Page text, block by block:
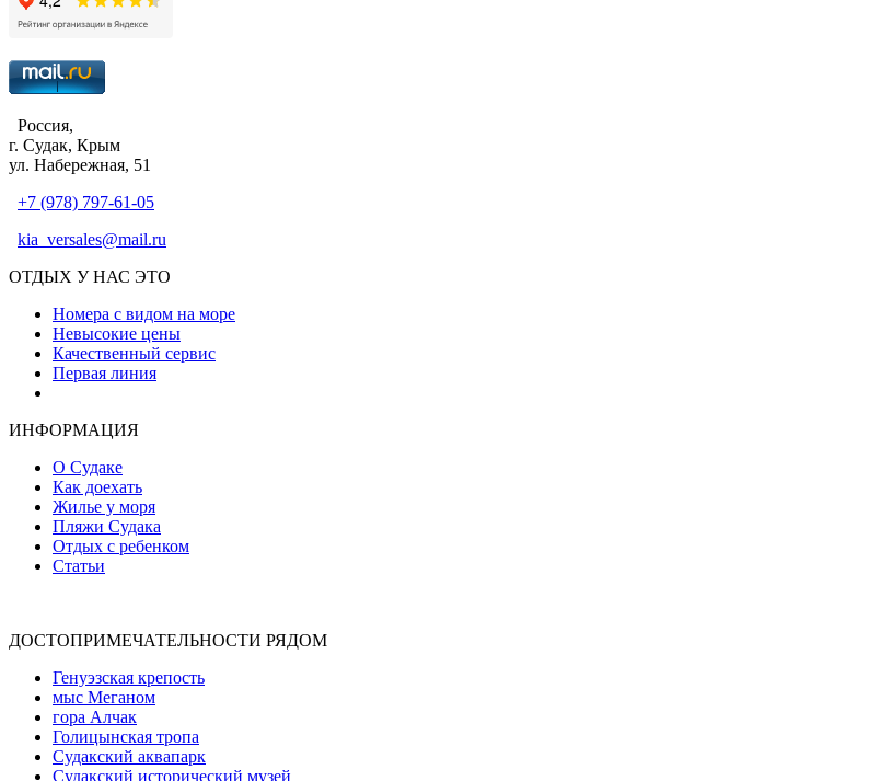
Россия,
г. Судак, Крым
ул. Набережная, 51
+7 (978) 797-61-05
kia_versales@mail.ru
ОТДЫХ У НАС ЭТО
Номера с видом на море
Невысокие цены
Качественный сервис
Первая линия
ИНФОРМАЦИЯ
О Судаке
Как доехать
Жилье у моря
Пляжи Судака
Отдых с ребенком
Статьи
ДОСТОПРИМЕЧАТЕЛЬНОСТИ РЯДОМ
Генуэзская крепость
мыс Меганом
гора Алчак
Голицынская тропа
Судакский аквапарк
Судакский исторический музей